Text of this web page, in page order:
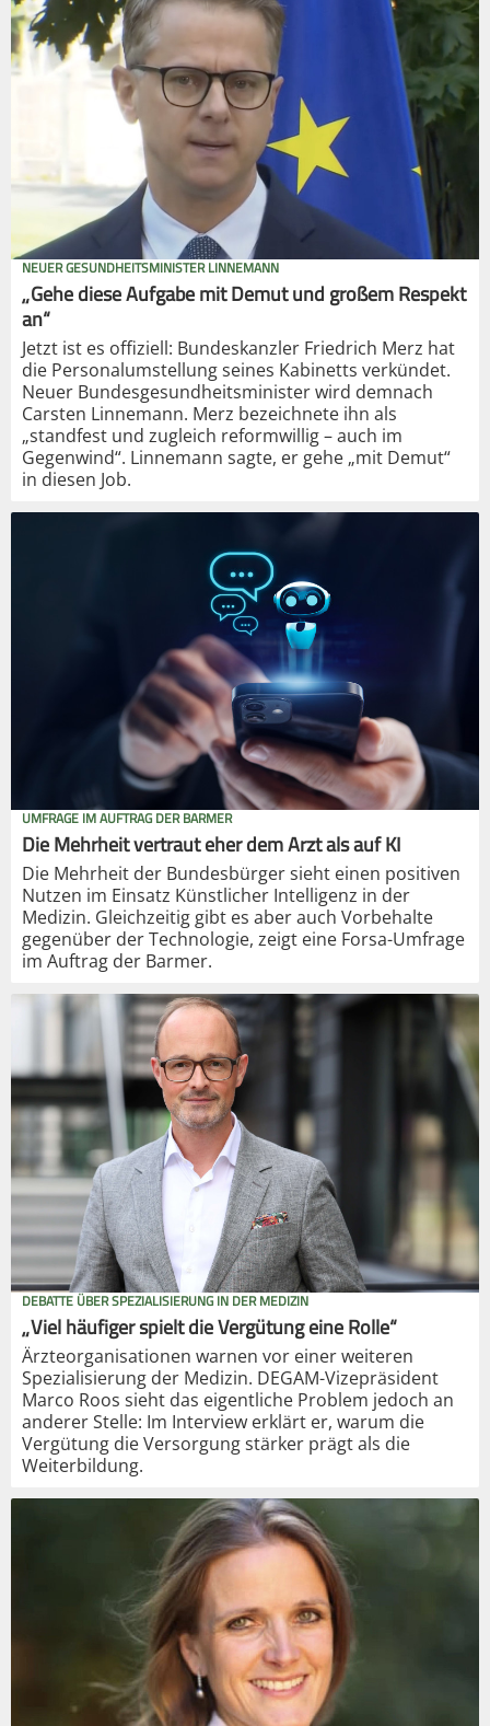
NEUER GESUNDHEITSMINISTER LINNEMANN
„Gehe diese Aufgabe mit Demut und großem Respekt
an“
Jetzt ist es offiziell: Bundeskanzler Friedrich Merz hat
die Personalumstellung seines Kabinetts verkündet.
Neuer Bundesgesundheitsminister wird demnach
Carsten Linnemann. Merz bezeichnete ihn als
„standfest und zugleich reformwillig – auch im
Gegenwind“. Linnemann sagte, er gehe „mit Demut“
in diesen Job.
UMFRAGE IM AUFTRAG DER BARMER
Die Mehrheit vertraut eher dem Arzt als auf KI
Die Mehrheit der Bundesbürger sieht einen positiven
Nutzen im Einsatz Künstlicher Intelligenz in der
Medizin. Gleichzeitig gibt es aber auch Vorbehalte
gegenüber der Technologie, zeigt eine Forsa-Umfrage
im Auftrag der Barmer.
DEBATTE ÜBER SPEZIALISIERUNG IN DER MEDIZIN
„Viel häufiger spielt die Vergütung eine Rolle“
Ärzteorganisationen warnen vor einer weiteren
Spezialisierung der Medizin. DEGAM-Vizepräsident
Marco Roos sieht das eigentliche Problem jedoch an
anderer Stelle: Im Interview erklärt er, warum die
Vergütung die Versorgung stärker prägt als die
Weiterbildung.